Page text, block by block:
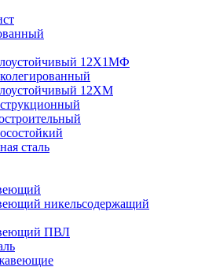
12Х1МФ
12ХМ
сталь
никельсодержащий
ПВЛ